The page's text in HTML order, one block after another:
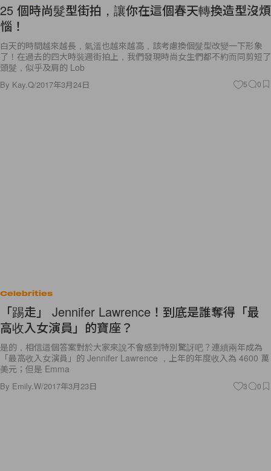
25 個時尚髮型街拍，讓你在這個春天轉換造型沒煩
惱！
白天的時間越來越長，氣溫也越來越高，該考慮換個髮型改變一下形象
了！在過去的四大時裝週街拍上，我們發現時尚女生們都不約而同剪短了
頭髮，似乎及肩的 Lob
By Kay.Q/2017年3月24日 5 0
Celebrities
「踢走」 Jennifer Lawrence！到底是誰奪得「最
高收入女演員」的寶座？
是的，相信這個答案對於大家來說不會感到特別驚訝吧？連續兩年成為
「最高收入女演員」的 Jennifer Lawrence ，上年的年度收入為 4600 萬
美元；但是 Emma
By Emily.W/2017年3月23日 3 0